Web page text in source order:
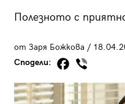
Полезното с
от Заря Божкова /
Сподели: